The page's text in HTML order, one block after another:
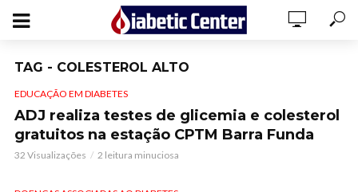
TAG - COLESTEROL ALTO
EDUCAÇÃO EM DIABETES
ADJ realiza testes de glicemia e colesterol
gratuitos na estação CPTM Barra Funda
32 Visualizações 2 leitura minuciosa